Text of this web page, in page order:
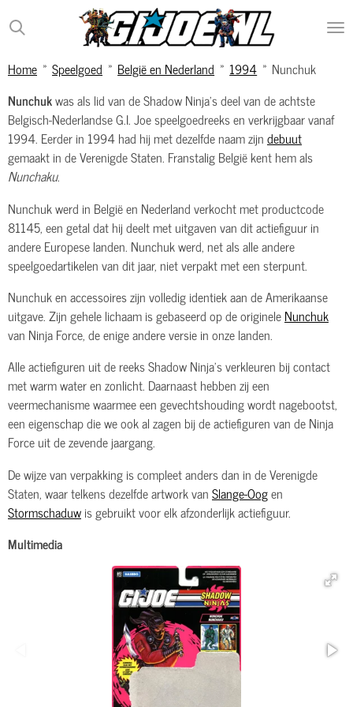
Ga
direct
de
Home » Speelgoed » België en Nederland » 1994 » Nunchuk
Nunchukwas als lid van de Shadow Ninja's deel van de achtste
Belgisch-Nederlandse G.I. Joe speelgoedreeks en verkrijgbaar vanaf
1994. Eerder in 1994 had hij met dezelfde naam zijndebuut
gemaakt in de Verenigde Staten. Franstalig België kent hem als
Nunchaku.
Nunchuk werd in België en Nederland verkocht met productcode
81145, een getal dat hij deelt met uitgaven van dit actiefiguur in
andere Europese landen. Nunchuk werd, net als alle andere
speelgoedartikelen van dit jaar, niet verpakt met een sterpunt.
Nunchuk en accessoires zijn volledig identiek aan de Amerikaanse
uitgave. Zijn gehele lichaam is gebaseerd op de origineleNunchuk
van Ninja Force, de enige andere versie in onze landen.
Alle actiefiguren uit de reeks Shadow Ninja's verkleuren bij contact
met warm water en zonlicht. Daarnaast hebben zij een
veermechanisme waarmee een gevechtshouding wordt nagebootst,
een eigenschap die we ook al zagen bij de actiefiguren van de Ninja
Force uit de zevende jaargang.
De wijze van verpakking is compleet anders dan in de Verenigde
Staten, waar telkens dezelfde artwork vanSlange-Oogen
Stormschaduwis gebruikt voor elk afzonderlijk actiefiguur.
Multimedia